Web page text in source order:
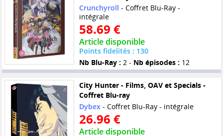
Crunchyroll - Coffret Blu-Ray -
intégrale
58.69 €
Article disponible
Points fidelités : 130
Nb Blu-Ray : 2 - Nb épisodes : 12
City Hunter - Films, OAV et Specials -
Coffret Blu-ray
Dybex- Coffret Blu-Ray - intégrale
26.96 €
Article disponible